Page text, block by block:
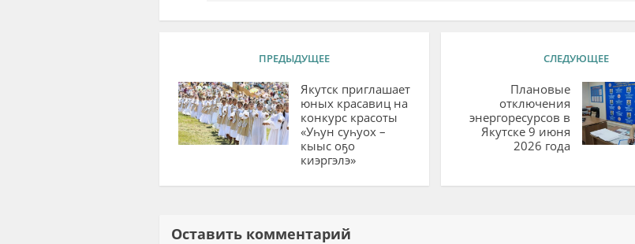
ПРЕДЫДУЩЕЕ
Якутск приглашает
юных красавиц на
конкурс красоты
«Уһун суһуох –
кыыс оҕо
киэргэлэ»
СЛЕДУЮЩЕЕ
Плановые
отключения
энергоресурсов в
Якутске 9 июня
2026 года
Оставить комментарий